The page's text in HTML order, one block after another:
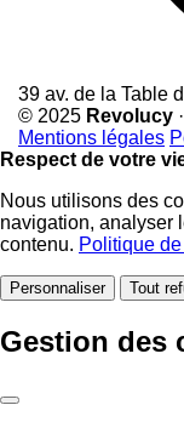
39 av. de la Table
© 2025 Revolucy
Mentions légales
Respect de votre
Nous utilisons des
navigation, analyser
contenu. Politique
Personnaliser Tout
Gestion des